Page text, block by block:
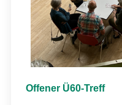
Offener Ü60-Treff